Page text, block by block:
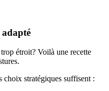
adapté
étroit? Voilà une recette
choix stratégiques suffisent :